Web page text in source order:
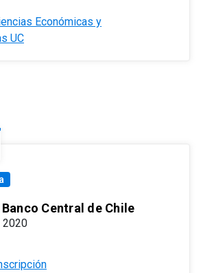
Económicas y
UC
Central de Chile
2020